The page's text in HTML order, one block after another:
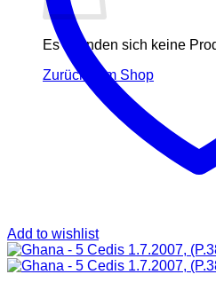
Es befinden sich keine
Zurück zum Shop
Add to wishlist